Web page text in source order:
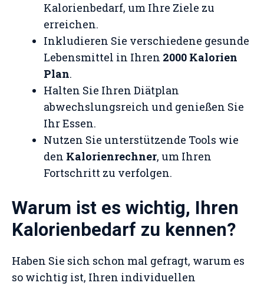
Kalorienbedarf, um Ihre Ziele zu
erreichen.
Inkludieren Sie verschiedene gesunde
Lebensmittel in Ihren 2000 Kalorien
Plan.
Halten Sie Ihren Diätplan
abwechslungsreich und genießen Sie
Ihr Essen.
Nutzen Sie unterstützende Tools wie
den Kalorienrechner, um Ihren
Fortschritt zu verfolgen.
Warum ist es wichtig, Ihren
Kalorienbedarf zu kennen?
Haben Sie sich schon mal gefragt, warum es
so wichtig ist, Ihren individuellen